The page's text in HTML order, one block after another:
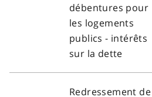
débentures pour
les logements
publics - intérêts
sur la dette
Redressement de